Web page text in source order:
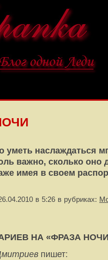
уметь наслаждаться
важно, сколько
имея в своем
в 5:26 в рубриках:
НА «ФРАЗА
пишет: